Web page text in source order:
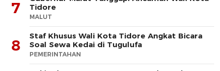
7
Tidore
MALUT
8
Staf Khusus Wali Kota Tidore Angkat Bicara
Soal Sewa Kedai di Tugulufa
PEMERINTAHAN